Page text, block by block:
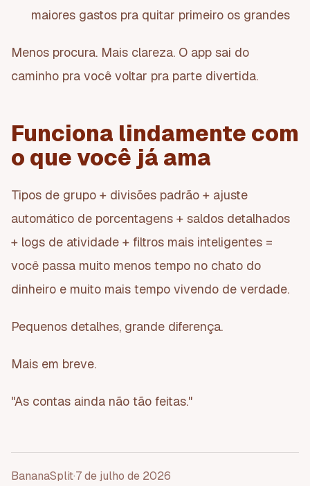
maiores gastos pra quitar primeiro os grandes
Menos procura. Mais clareza. O app sai do
caminho pra você voltar pra parte divertida.
Funciona lindamente com
o que você já ama
Tipos de grupo + divisões padrão + ajuste
automático de porcentagens + saldos detalhados
+ logs de atividade + filtros mais inteligentes =
você passa muito menos tempo no chato do
dinheiro e muito mais tempo vivendo de verdade.
Pequenos detalhes, grande diferença.
Mais em breve.
"As contas ainda não tão feitas."
BananaSplit·7 de julho de 2026